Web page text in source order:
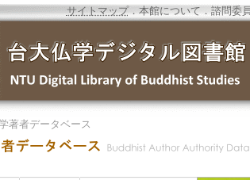
サイトマップ．本館について．諮問委
著者データベース